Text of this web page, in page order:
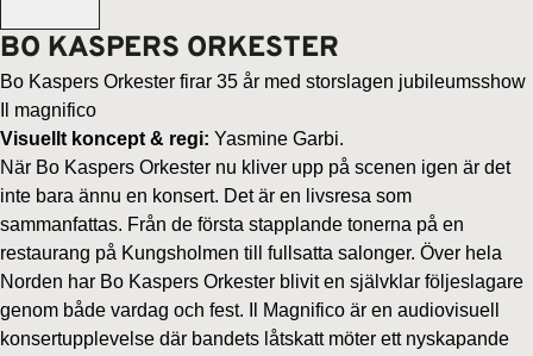
BO KASPERS ORKESTER
Bo Kaspers Orkester firar 35 år med storslagen jubileumsshow
Il magnifico
Visuellt koncept & regi: Yasmine Garbi.
När Bo Kaspers Orkester nu kliver upp på scenen igen är det
inte bara ännu en konsert. Det är en livsresa som
sammanfattas. Från de första stapplande tonerna på en
restaurang på Kungsholmen till fullsatta salonger. Över hela
Norden har Bo Kaspers Orkester blivit en självklar följeslagare
genom både vardag och fest. Il Magnifico är en audiovisuell
konsertupplevelse där bandets låtskatt möter ett nyskapande